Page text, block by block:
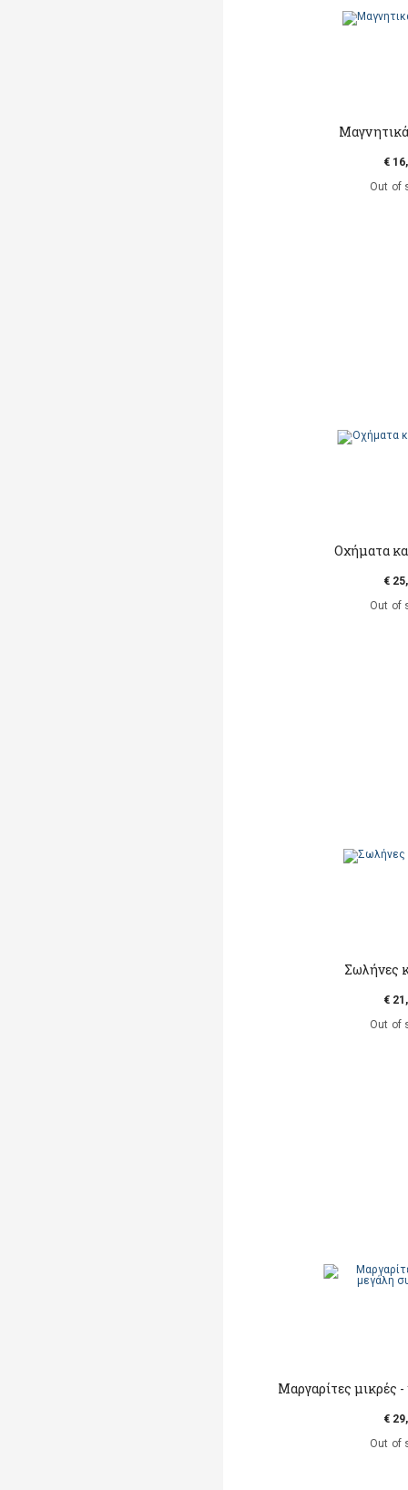
€
Out of
Οχήματα
€
Out of
Σωλήνες
€
Out of
Μαργαρίτες μικρές
€
Out of